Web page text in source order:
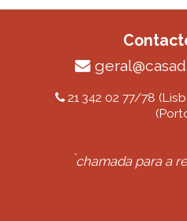
21 342 02 77/78
*chamada para a